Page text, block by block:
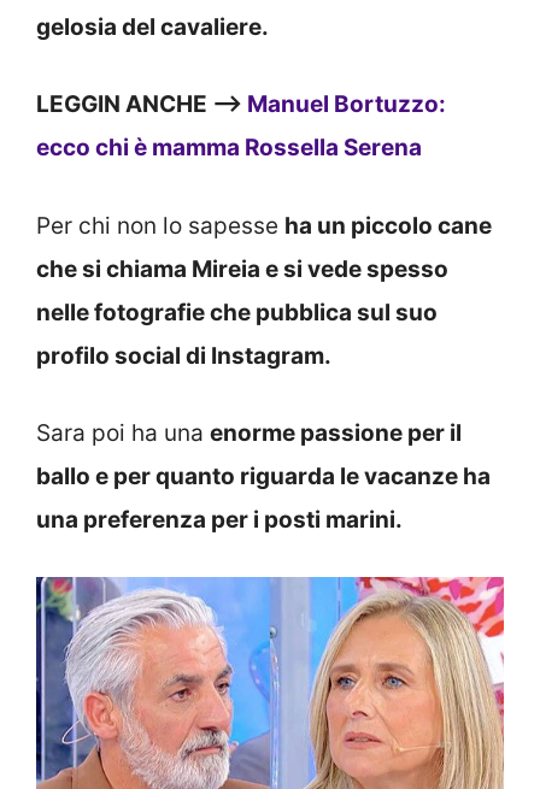
gelosia del cavaliere.
LEGGIN ANCHE —> Manuel Bortuzzo:
ecco chi è mamma Rossella Serena
Per chi non lo sapesse ha un piccolo cane
che si chiama Mireia e si vede spesso
nelle fotografie che pubblica sul suo
profilo social di Instagram.
Sara poi ha una enorme passione per il
ballo e per quanto riguarda le vacanze ha
una preferenza per i posti marini.